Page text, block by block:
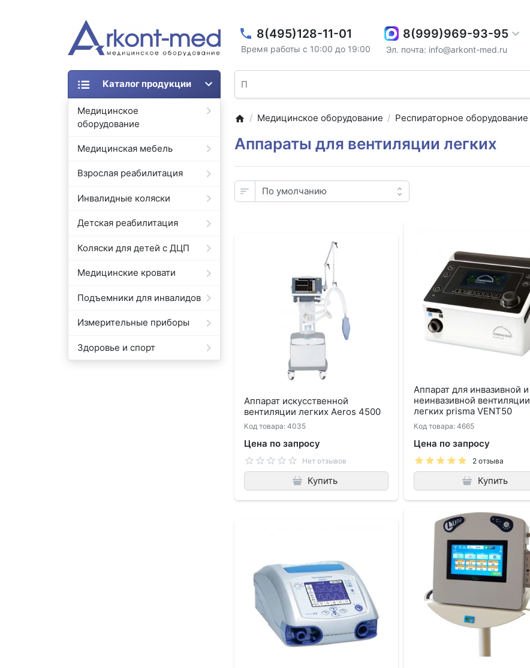
8(495)128-11-01
Время работы с 10:00 до 19:00
8(999)969-93-95
Эл. почта: info@arkont-med.ru
Каталог продукции
Медицинское
оборудование
Медицинская мебель
Взрослая реабилитация
Инвалидные коляски
Детская реабилитация
Коляски для детей с ДЦП
Медицинские кровати
Подъемники для инвалидов
Измерительные приборы
Здоровье и спорт
Медицинское оборудование Респираторное оборудование
Аппараты для вентиляции легких
Аппарат искусственной
вентиляции легких Aeros 4500
Код товара: 4035
Цена по запросу
Нет отзывов
Купить
Аппарат для инвазивной и
неинвазивной вентиляции
легких prisma VENT50
Код товара: 4665
Цена по запросу
2 отзыва
Купить